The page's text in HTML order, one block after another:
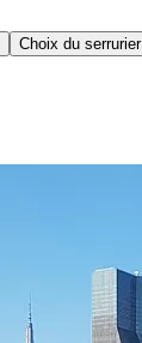
Choix du serrurier